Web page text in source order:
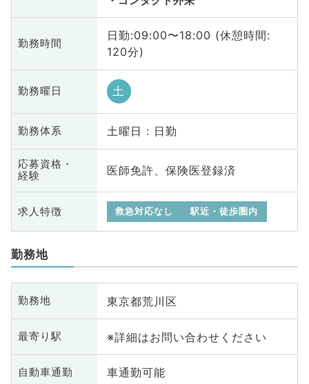
勤務時間
日勤:09:00〜18:00 (休憩時間:
120分)
勤務曜日 土
勤務体系 土曜日 : 日勤
応募資格・
経験
医師免許、保険医登録済
求人特徴 救急対応なし 駅近・徒歩圏内
勤務地
勤務地 東京都荒川区
最寄り駅 ※詳細はお問い合わせください
自動車通勤 車通勤可能